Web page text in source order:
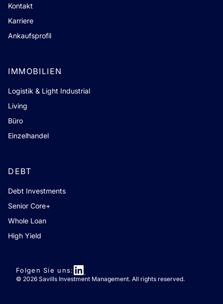
Kontakt
Karriere
Ankaufsprofil
IMMOBILIEN
Logistik & Light Industrial
Living
Büro
Einzelhandel
DEBT
Debt Investments
Senior Core+
Whole Loan
High Yield
© 2026 Savills Investment Management. All rights reserved.
Folgen Sie uns: